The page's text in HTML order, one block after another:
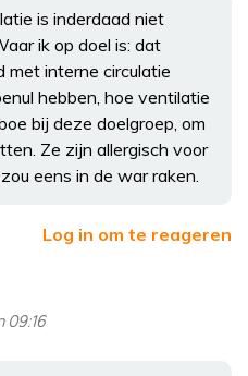
is inderdaad niet
ik op doel is: dat
met interne circulatie
hebben, hoe ventilatie
bij deze doelgroep, om
Ze zijn allergisch voor
eens in de war raken.
Log in om te reageren
09:16